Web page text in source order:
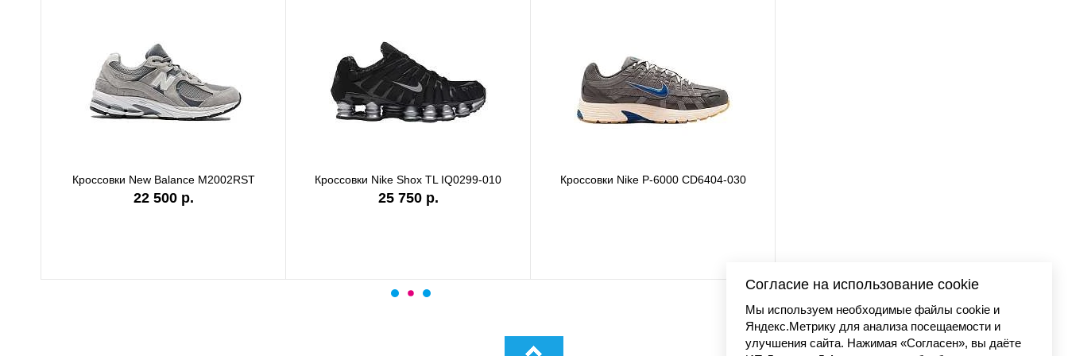
Кроссовки New Balance M2002RST
22 500 р.
Кроссовки Nike Shox TL IQ0299-010
25 750 р.
Кроссовки Nike P-6000 CD6404-030
Согласие на использование cookie
Мы используем необходимые файлы cookie и
Яндекс.Метрику для анализа посещаемости и
улучшения сайта. Нажимая «Согласен», вы даёте